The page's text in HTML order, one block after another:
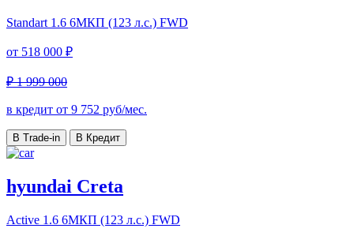
Standart 1.6 6МКП (123 л.с.) FWD
от 518 000 ₽
₽ 1 999 000
в кредит от 9 752 руб/мес.
В Trade-in В Кредит
hyundai Creta
Active 1.6 6МКП (123 л.с.) FWD